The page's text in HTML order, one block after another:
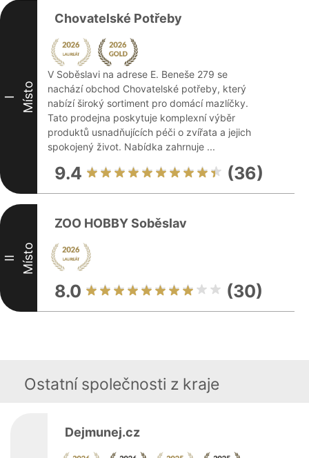
I Místo
Chovatelské Potřeby
V Soběslavi na adrese E. Beneše 279 se
nachází obchod Chovatelské potřeby, který
nabízí široký sortiment pro domácí mazlíčky.
Tato prodejna poskytuje komplexní výběr
produktů usnadňujících péči o zvířata a jejich
spokojený život. Nabídka zahrnuje ...
9.4 (36)
II Místo
ZOO HOBBY Soběslav
8.0 (30)
Ostatní společnosti z kraje
Dejmunej.cz